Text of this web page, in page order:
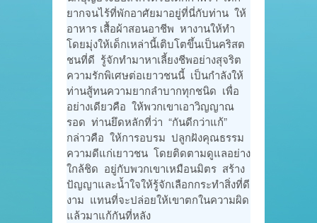
ยากจนไร้ที่พักอาศัยมาอยู่ที่นี่กับท่าน ให้
อาหาร เสื้อผ้าสอนอาชีพ หางานให้ทำ
โดยมุ่งให้เด็กเหล่านี้เติบโตขึ้นเป็นคริสต
ชนที่ดี รู้จักทำมาหาเลี้ยงชีพอย่างสุจริต
ความรักพิเศษต่อเยาวชนนี้ เป็นกำลังให้
ท่านสู้ทนความยากลำบากทุกชนิด เพื่อ
อย่างเดียวคือ ให้พวกเขาเอาวิญญาณ
รอด ท่านยึดหลักที่ว่า “กันดีกว่าแก้”
กล่าวคือ ให้การอบรม ปลูกฝังคุณธรรม
ความดีแก่เยาวชน โดยติดตามดูแลอย่าง
ใกล้ชิด อยู่กับพวกเขาเหมือนมิตร สร้าง
ปัญญาและน้ำใจให้รู้จักเลือกกระทำสิ่งที่ดี
งาม แทนที่จะปล่อยให้เขาตกในความผิด
แล้วมาแก้กันที่หลัง